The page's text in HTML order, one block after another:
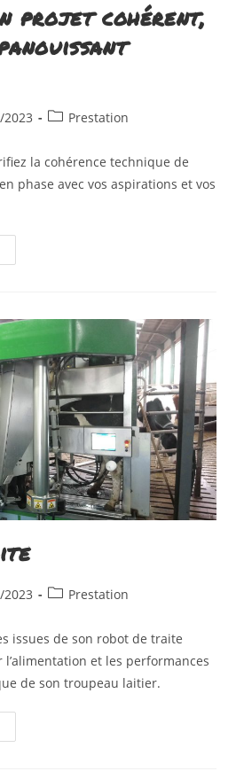
projet cohérent,
2023
PostPrestation
la cohérence technique de
phase avec vos aspirations et vos
2023
PostPrestation
issues de son robot de traite
et les performances
de son troupeau laitier.